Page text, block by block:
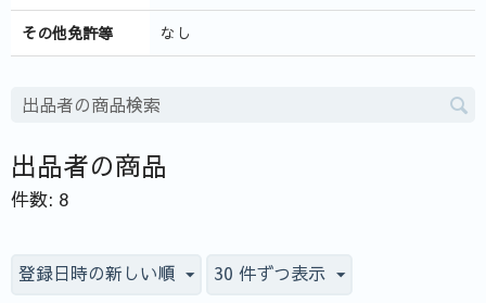
その他免許等 なし
出品者の商品
件数: 8
登録日時の新しい順 30 件ずつ表示